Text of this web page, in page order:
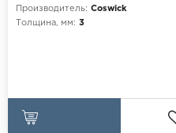
Производитель: Coswick
Толщина, мм: 3